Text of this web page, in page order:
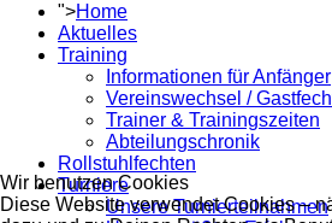
">Home
Aktuelles
Training
Informationen für Anfänger
Vereinswechsel /
Trainer & Trainingszeiten
Abteilungschronik
Rollstuhlfechten
Turniere
Unsere Turnierteilnahmen
Wir benutzen Cookies
Diese Website verwendet Cookies –